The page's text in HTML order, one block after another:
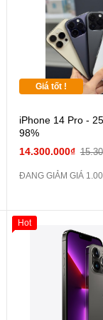
Giá tốt !
iPhone 14 Pro -
98%
14.300.000₫
ĐANG GIẢM GIÁ
Hot